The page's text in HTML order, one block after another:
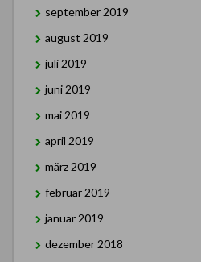
september 2019
august 2019
juli 2019
juni 2019
mai 2019
april 2019
märz 2019
februar 2019
januar 2019
dezember 2018